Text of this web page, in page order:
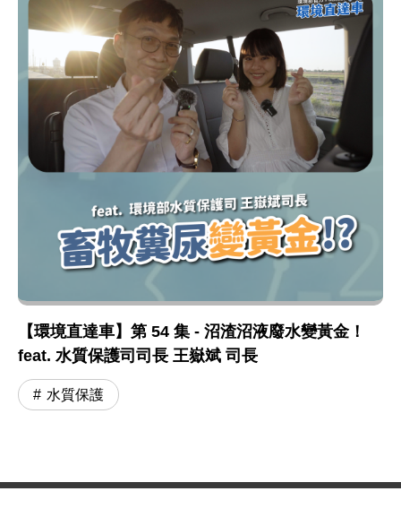
【環境直達車】第 54 集 - 沼渣沼液廢水變黃金！
feat. 水質保護司司長 王嶽斌 司長
水質保護